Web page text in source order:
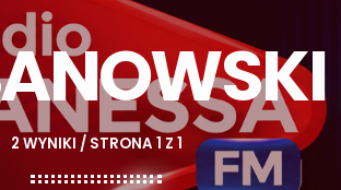
2 WYNIKI / STRONA 1 Z 1